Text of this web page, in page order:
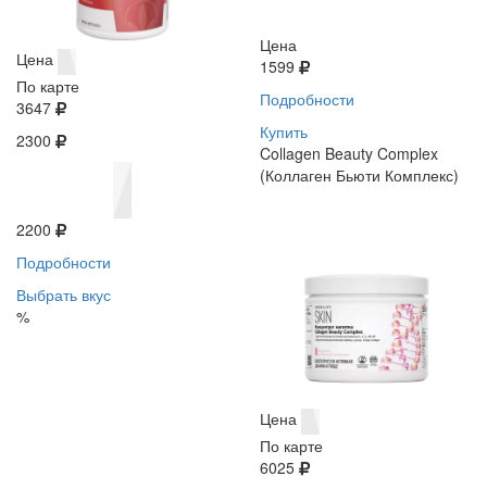
Цена
По карте
3647
2300
2200
Подробности
Выбрать вкус
%
Цена
1599
Подробности
Купить
Collagen Beauty Complex
(Коллаген Бьюти Комплекс)
Цена
По карте
6025